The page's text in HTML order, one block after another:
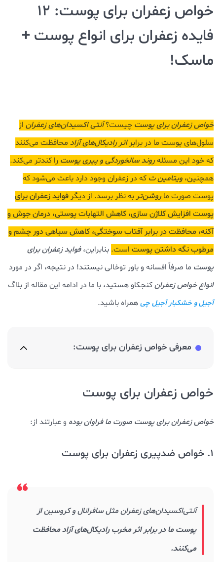
خواص زعفران برای پوست: 12
فایده زعفران برای انواع پوست +
ماسک!
خواص زعفران برای پوست چیست؟آنتی اکسیدان‌های زعفران از
سلول‌های پوست ما در برابراثر رادیکال‌های آزاد محافظت می‌کنند
که خود این مسئلهروند سالخوردگی و پیری پوست را کندتر می‌کند.
همچنین، ویتامین ث که در زعفران وجود دارد باعث می‌شود که
پوست صورت ماروشن‌تر به نظر برسد. از دیگر فواید زعفران برای
پوست افزایش کلاژن سازی، کاهش التهابات پوستی، درمان جوش و
آکنه، محافظت در برابر آفتاب سوختگی، کاهش سیاهی دور چشم و
مرطوب نگه داشتن پوست است. بنابراین،فواید زعفران برای
پوست ما صرفاً افسانه و باور توخالی نیستند! در نتیجه، اگر در مورد
انواع خواص زعفرانکنجکاو هستید، با ما در ادامه این مقاله از بلاگ
آجیل و خشکبارآجیل چیهمراه باشید.
معرفی خواص زعفران برای پوست:
خواص زعفران برای پوست
خواص زعفران برای پوست صورت ما فراوان بوده و عبارتند از:
1. خواص ضدپیری زعفران برای پوست
آنتی‌اکسیدان‌های زعفران مثل سافرانال و کروسیناز
پوست ما در برابر اثر مخرب رادیکال‌های آزاد محافظت
می‌کنند.